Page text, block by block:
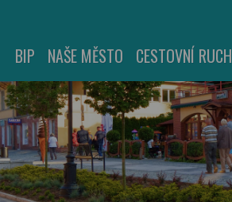
BIP NAŠE MĚSTO CESTOVNÍ RUCH